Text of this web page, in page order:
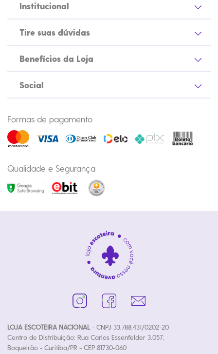
Institucional
Tire suas dúvidas
Benefícios da Loja
Social
Formas de pagamento
Qualidade e Segurança
LOJA ESCOTEIRA NACIONAL- CNPJ 33.788.431/0202-20
Centro de Distribuição: Rua Carlos Essenfelder 3.057,
Boqueirão - Curitiba/PR - CEP 81730-060